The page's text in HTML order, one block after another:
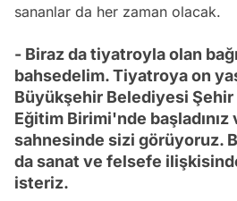
sananlar da her zaman olacak.
- Biraz da tiyatroyla olan
bahsedelim. Tiyatroya on
Büyükşehir Belediyesi Şehir
Eğitim Birimi'nde
sahnesinde sizi görüyoruz.
da sanat ve felsefe
isteriz.